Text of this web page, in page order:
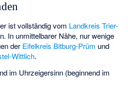
ist vollständig vom Landkreis Trier-
In unmittelbarer Nähe, nur wenige
der Eifelkreis Bitburg-Prüm und
Wittlich.
im Uhrzeigersinn (beginnend im